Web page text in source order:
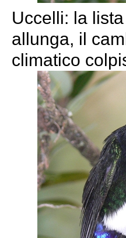
Uccelli: la
allunga, il
climatico